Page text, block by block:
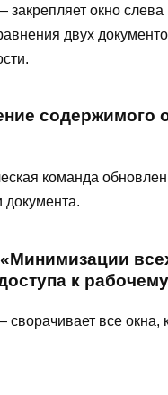
окно слева
двух
содержимого
команда
документа.
к
сворачивает все окна,